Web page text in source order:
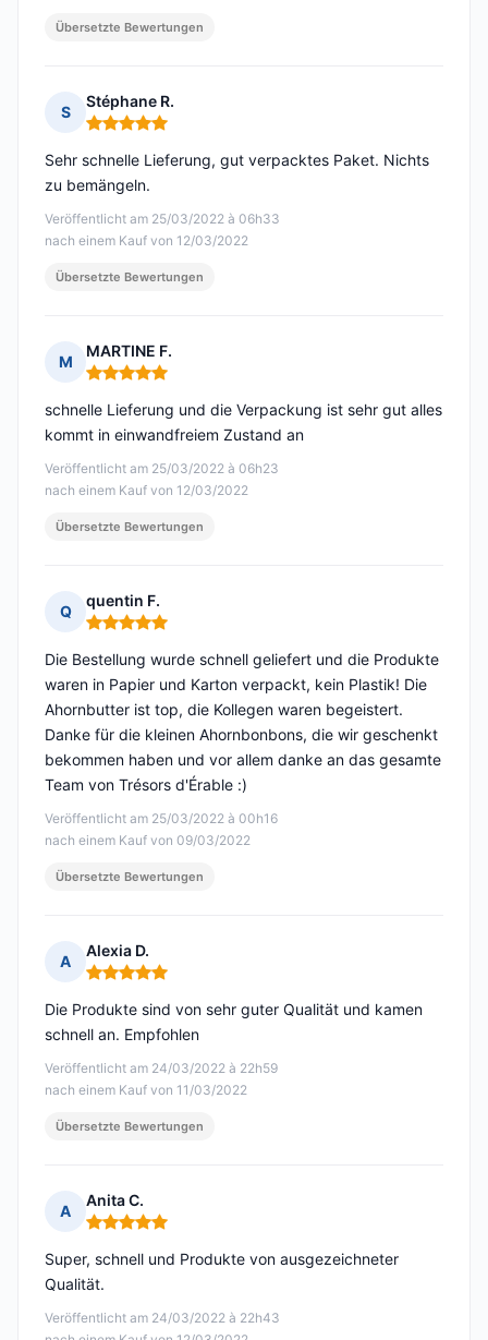
Übersetzte Bewertungen
S
Stéphane R.
Hinweis: 5 von 5
Veröffentlicht am 25/03/2022 à 06h33
nach einem Kauf von 12/03/2022
Sehr schnelle Lieferung, gut verpacktes Paket. Nichts
zu bemängeln.
Übersetzte Bewertungen
M
MARTINE F.
Hinweis: 5 von 5
Veröffentlicht am 25/03/2022 à 06h23
nach einem Kauf von 12/03/2022
schnelle Lieferung und die Verpackung ist sehr gut alles
kommt in einwandfreiem Zustand an
Übersetzte Bewertungen
Q
quentin F.
Hinweis: 5 von 5
Veröffentlicht am 25/03/2022 à 00h16
nach einem Kauf von 09/03/2022
Die Bestellung wurde schnell geliefert und die Produkte
waren in Papier und Karton verpackt, kein Plastik! Die
Ahornbutter ist top, die Kollegen waren begeistert.
Danke für die kleinen Ahornbonbons, die wir geschenkt
bekommen haben und vor allem danke an das gesamte
Team von Trésors d'Érable :)
Übersetzte Bewertungen
A
Alexia D.
Hinweis: 5 von 5
Veröffentlicht am 24/03/2022 à 22h59
nach einem Kauf von 11/03/2022
Die Produkte sind von sehr guter Qualität und kamen
schnell an. Empfohlen
Übersetzte Bewertungen
A
Anita C.
Hinweis: 5 von 5
Veröffentlicht am 24/03/2022 à 22h43
Super, schnell und Produkte von ausgezeichneter
Qualität.